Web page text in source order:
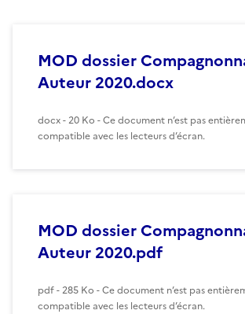
MOD dossier
Auteur 2020.docx
docx - 20 Ko - Ce document n’est pas
compatible avec les lecteurs d’écran.
MOD dossier
Auteur 2020.pdf
pdf - 285 Ko - Ce document n’est pas
compatible avec les lecteurs d’écran.